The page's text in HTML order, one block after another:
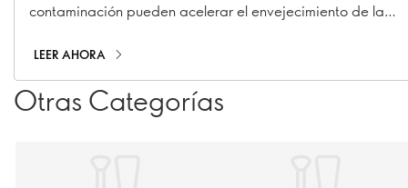
contaminación pueden acelerar el envejecimiento de la
pérdida de colágeno.
LEER AHORA
Otras Categorías